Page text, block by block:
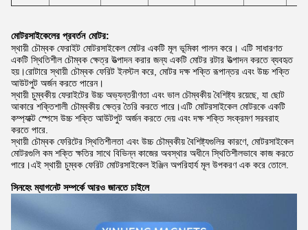
মোটরসাইকেলের প্রবর্তন মোটর:
স্থায়ী চৌম্বক ফেরাইট মোটরসাইকেল মোটর একটি মূল ভূমিকা পালন করে। এটি সাধারণত
একটি স্থিতিশীল চৌম্বক ক্ষেত্র উত্পাদন করার জন্য একটি মোটর রটার উত্পাদন করতে ব্যবহৃত
হয়।রোটারে স্থায়ী চৌম্বক ফেরিট ইনস্টল করে, মোটর দক্ষ শক্তি রূপান্তর এবং উচ্চ শক্তি
আউটপুট অর্জন করতে পারেন।
স্থায়ী চুম্বকীয় ফেরাইটের উচ্চ অভ্যন্তরীণতা এবং ভাল চৌম্বকীয় বৈশিষ্ট্য রয়েছে, যা ছোট
আকারে শক্তিশালী চৌম্বকীয় ক্ষেত্র তৈরি করতে পারে।এটি মোটরসাইকেল মোটরকে একটি
কম্প্যাক্ট স্পেসে উচ্চ শক্তি আউটপুট অর্জন করতে দেয় এবং দক্ষ শক্তি সংক্রমণ সরবরাহ
করতে পারে.
স্থায়ী চৌম্বক ফেরিটের স্থিতিশীলতা এবং উচ্চ চৌম্বকীয় বৈশিষ্ট্যগুলির কারণে, মোটরসাইকেল
মোটরগুলি কম শক্তি ক্ষতির সাথে বিভিন্ন কাজের অবস্থার অধীনে স্থিতিশীলভাবে কাজ করতে
পারে।এই স্থায়ী চুম্বক ফেরিট মোটরসাইকেল ইঞ্জিন অপরিহার্য মূল উপকরণ এক করে তোলে.
সিনহেং ম্যাগনেট সম্পর্কে আরও জানতে চাইলে